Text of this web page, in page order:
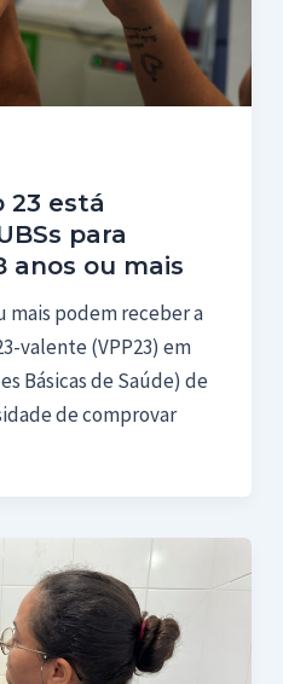
23 está
para
anos ou mais
mais podem receber a
valente (VPP23) em
Básicas de Saúde) de
de comprovar